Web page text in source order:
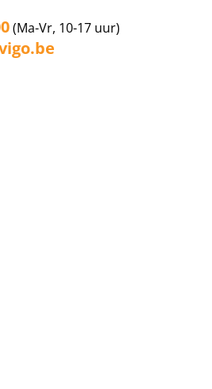
(Ma-Vr, 10-17 uur)